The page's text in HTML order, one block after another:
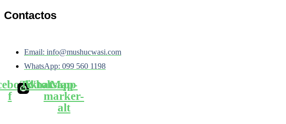
Contactos
Email: info@mushucwasi.com
WhatsApp: 099 560 1198
f
Tiktok
Whatsapp
Map-
marker-
alt